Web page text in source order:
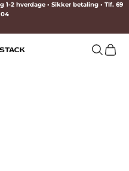
1-2 hverdage • Sikker betaling • Tlf. 69
Søg